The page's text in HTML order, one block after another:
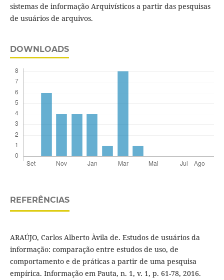
sistemas de informação Arquivísticos a partir das pesquisas
de usuários de arquivos.
DOWNLOADS
REFERÊNCIAS
ARAÚJO, Carlos Alberto Àvila de. Estudos de usuários da
informação: comparação entre estudos de uso, de
comportamento e de práticas a partir de uma pesquisa
empírica. Informação em Pauta, n. 1, v. 1, p. 61-78, 2016.